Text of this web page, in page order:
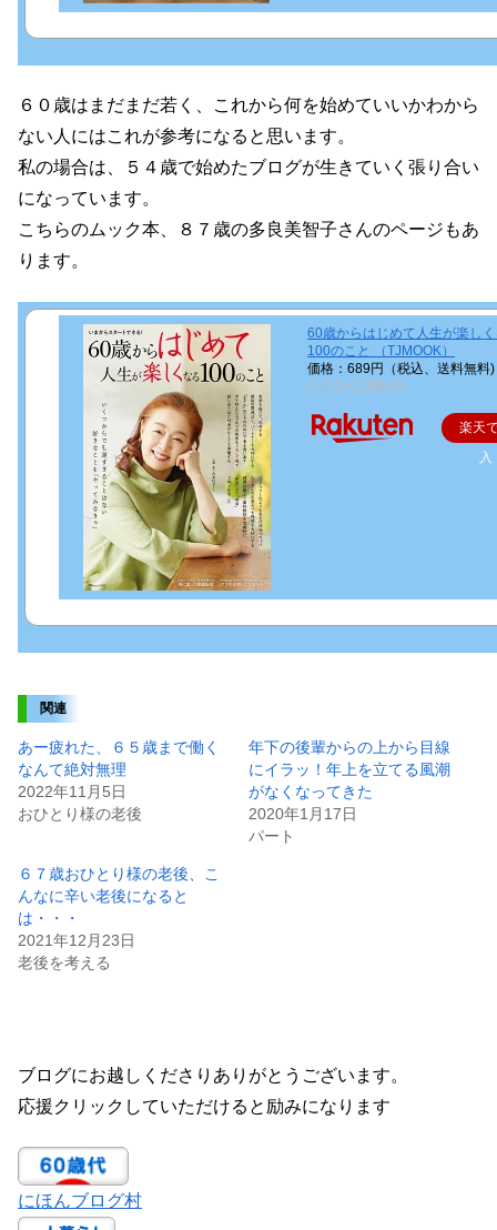
６０歳はまだまだ若く、これから何を始めていいかわから
ない人にはこれが参考になると思います。
私の場合は、５４歳で始めたブログが生きていく張り合い
になっています。
こちらのムック本、８７歳の多良美智子さんのページもあ
ります。
60歳からはじめて人生が楽し
100のこと （TJMOOK）
価格：689円（税込、送料無料)
(2022/6/12時点)
楽天
入
関連
あー疲れた、６５歳まで働く
なんて絶対無理
2022年11月5日
おひとり様の老後
年下の後輩からの上から目線
にイラッ！年上を立てる風潮
がなくなってきた
2020年1月17日
パート
６７歳おひとり様の老後、こ
んなに辛い老後になると
は・・・
2021年12月23日
老後を考える
ブログにお越しくださりありがとうございます。
応援クリックしていただけると励みになります
にほんブログ村